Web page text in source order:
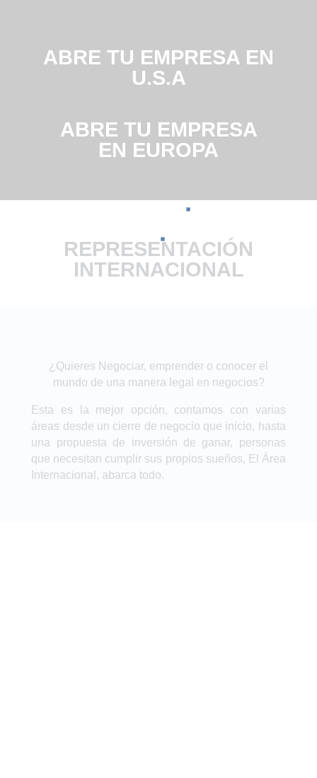
ABRE TU EMPRESA EN
U.S.A
ABRE TU EMPRESA
EN EUROPA
REPRESENTACIÓN
INTERNACIONAL
¿Quieres Negociar, emprender o conocer el
mundo de una manera legal en negocios?
Esta es la mejor opción, contamos con varias
áreas desde un cierre de negocio que inicio, hasta
una propuesta de inversión de ganar, personas
que necesitan cumplir sus propios sueños, El Área
Internacional, abarca todo.